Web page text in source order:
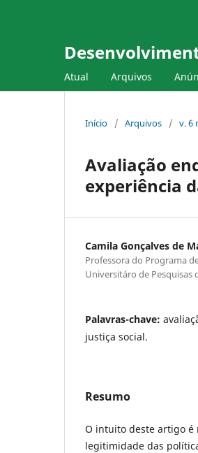
Atual Arquivos
Início / Arquivos / v. 6
Avaliação
experiência
Camila Gonçalves de
Professora do Programa
Universitáro de Pesquisas
Palavras-chave:
justiça social.
Resumo
O intuito deste artigo é
legitimidade das